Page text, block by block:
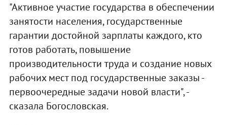
"Активное участие государства в обеспечении
занятости населения, государственные
гарантии достойной зарплаты каждого, кто
готов работать, повышение
производительности труда и создание новых
рабочих мест под государственные заказы -
первоочередные задачи новой власти", -
сказала Богословская.